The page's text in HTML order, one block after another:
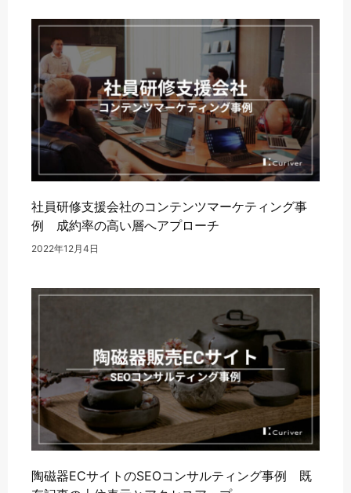
社員研修支援会社のコンテンツマーケティング事
例 成約率の高い層へアプローチ
2022年12月4日
陶磁器ECサイトのSEOコンサルティング事例 既